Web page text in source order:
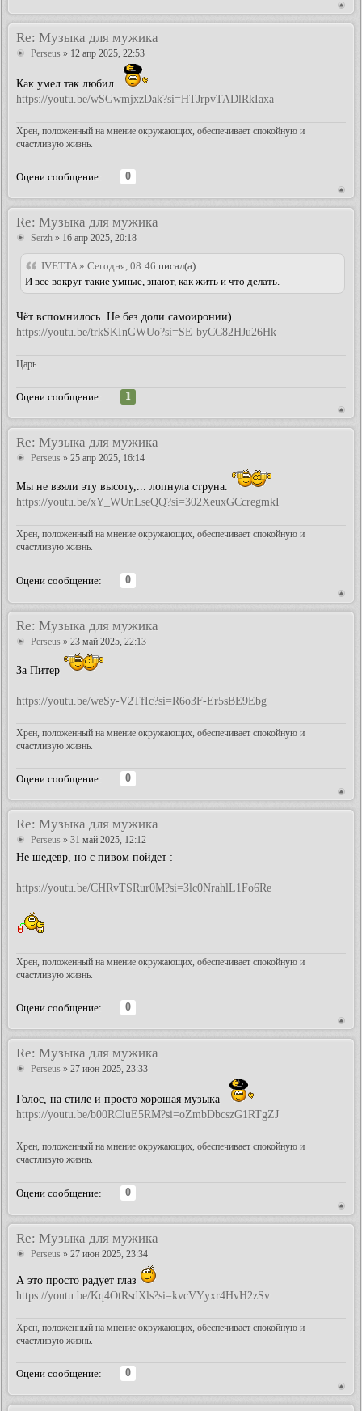
Re: Музыка для мужика
Perseus » 12 апр 2025, 22:53
Как умел так любил
https://youtu.be/wSGwmjxzDak?si=HTJrpvTADlRkIaxa
Хрен, положенный на мнение окружающих, обеспечивает спокойную и
счастливую жизнь.
Оцени сообщение:
0
Re: Музыка для мужика
Serzh » 16 апр 2025, 20:18
IVETTA » Сегодня, 08:46 писал(а):
И все вокруг такие умные, знают, как жить и что делать.
Чёт вспомнилось. Не без доли самоиронии)
https://youtu.be/trkSKInGWUo?si=SE-byCC82HJu26Hk
Царь
Оцени сообщение:
1
Re: Музыка для мужика
Perseus » 25 апр 2025, 16:14
Мы не взяли эту высоту,... лопнула струна.
https://youtu.be/xY_WUnLseQQ?si=302XeuxGCcregmkI
Хрен, положенный на мнение окружающих, обеспечивает спокойную и
счастливую жизнь.
Оцени сообщение:
0
Re: Музыка для мужика
Perseus » 23 май 2025, 22:13
За Питер
https://youtu.be/weSy-V2TfIc?si=R6o3F-Er5sBE9Ebg
Хрен, положенный на мнение окружающих, обеспечивает спокойную и
счастливую жизнь.
Оцени сообщение:
0
Re: Музыка для мужика
Perseus » 31 май 2025, 12:12
Не шедевр, но с пивом пойдет :
https://youtu.be/CHRvTSRur0M?si=3lc0NrahlL1Fo6Re
Хрен, положенный на мнение окружающих, обеспечивает спокойную и
счастливую жизнь.
Оцени сообщение:
0
Re: Музыка для мужика
Perseus » 27 июн 2025, 23:33
Голос, на стиле и просто хорошая музыка
https://youtu.be/b00RCluE5RM?si=oZmbDbcszG1RTgZJ
Хрен, положенный на мнение окружающих, обеспечивает спокойную и
счастливую жизнь.
Оцени сообщение:
0
Re: Музыка для мужика
Perseus » 27 июн 2025, 23:34
А это просто радует глаз
https://youtu.be/Kq4OtRsdXls?si=kvcVYyxr4HvH2zSv
Хрен, положенный на мнение окружающих, обеспечивает спокойную и
счастливую жизнь.
Оцени сообщение:
0